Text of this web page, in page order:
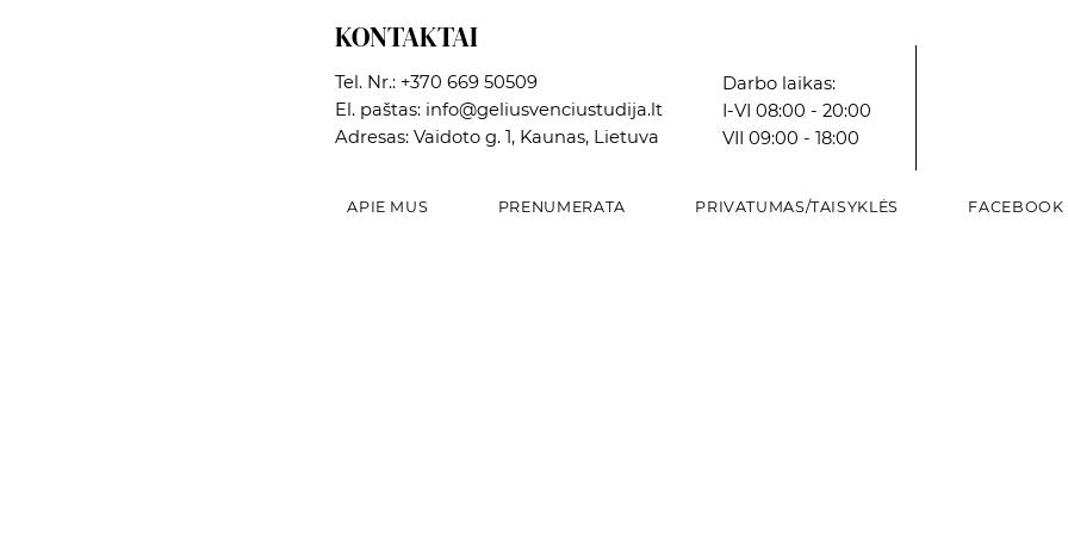
KONTAKTAI
Tel. Nr.: +370 669 50509
El. paštas: info@geliusvenciustudija.lt
Adresas: Vaidoto g. 1, Kaunas, Lietuva
Darbo laikas:
I-VI 08:00 - 20:00
VII 09:00 - 18:00
APIE MUS PRENUMERATA PRIVATUMAS/TAISYKLĖS FACEBOOK